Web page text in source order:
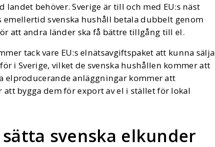
landet behöver. Sverige är till och med EU:s näst
emellertid svenska hushåll betala dubbelt genom
att andra länder ska få bättre tillgång till el.
tack vare EU:s elnätsavgiftspaket att kunna sälja
i Sverige, vilket de svenska hushållen kommer att
elproducerande anläggningar kommer att
bygga dem för export av el i stället för lokal
svenska elkunder